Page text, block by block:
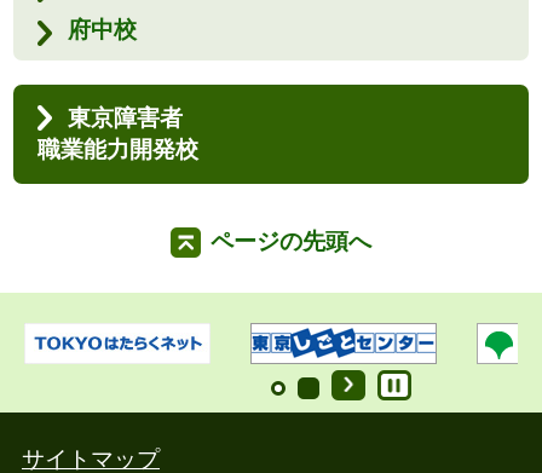
府中校
東京障害者
職業能力開発校
ページの先頭へ
サイトマップ